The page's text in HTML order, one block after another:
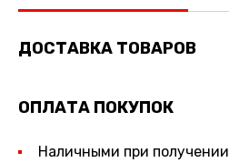
ДОСТАВКА ТОВАРОВ
ОПЛАТА ПОКУПОК
Наличными при получении